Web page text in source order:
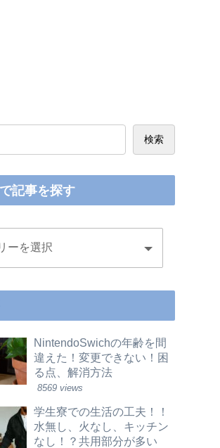
検索
記事を探す
NintendoSwichの年齢を間
違えた！変更できない！困
る点、解消方法
8569 views
学生寮での生活の工夫！！
水無し、火なし、キッチン
なし！？共用部分が多い